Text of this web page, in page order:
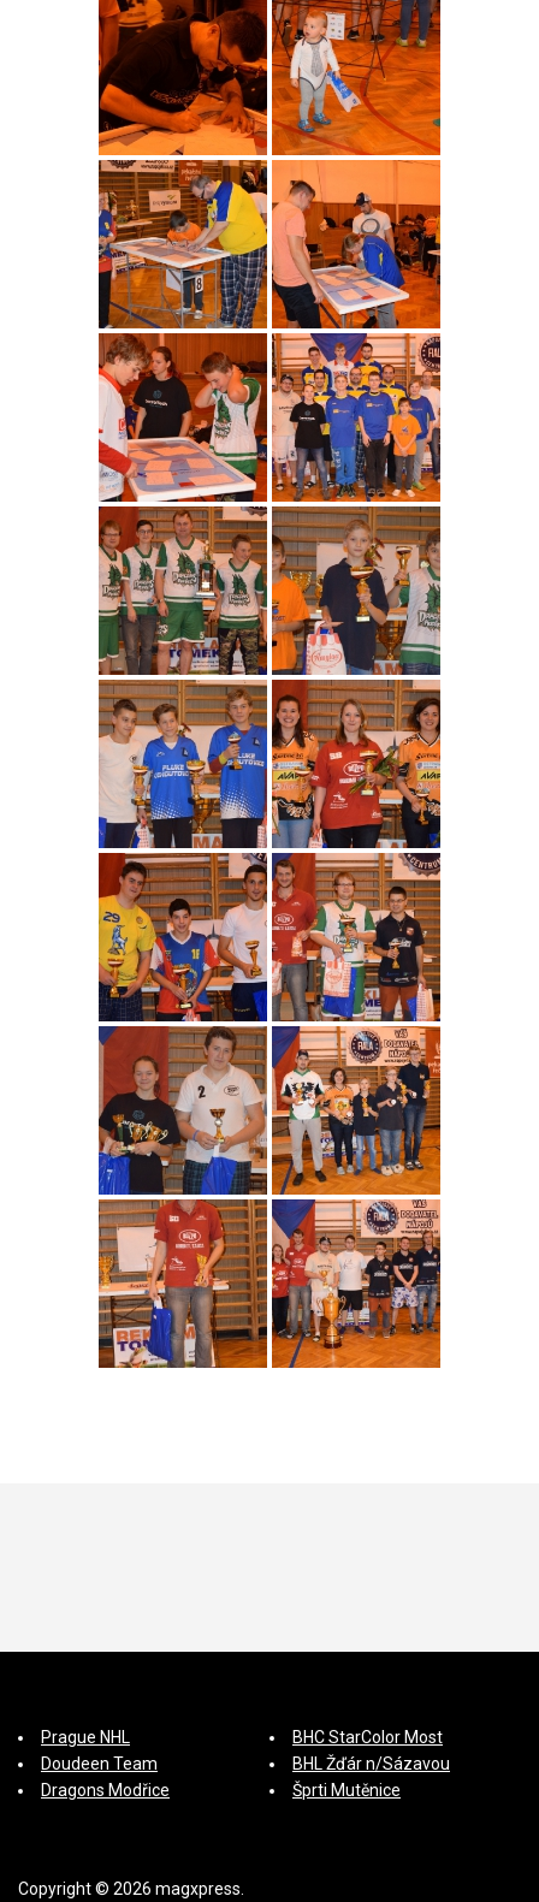
BHC StarColor Most
BHL Žďár n/Sázavou
Šprti Mutěnice
Prague NHL
Doudeen Team
Dragons Modřice
Copyright © 2026 magxpress.